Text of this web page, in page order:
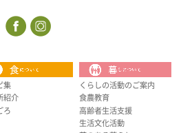
集
紹介
ろ
くらしの活動のご案内
食農教育
高齢者生活支援
生活文化活動